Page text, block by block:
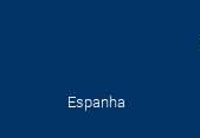
Espanha